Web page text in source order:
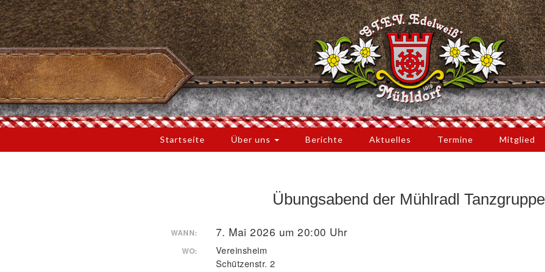
Startseite Über uns Berichte Aktuelles Termine Mitglied
Übungsabend der Mühlradl Tanzgruppe
WANN: 7. Mai 2026 um 20:00 Uhr
WO:
Vereinsheim
Schützenstr. 2